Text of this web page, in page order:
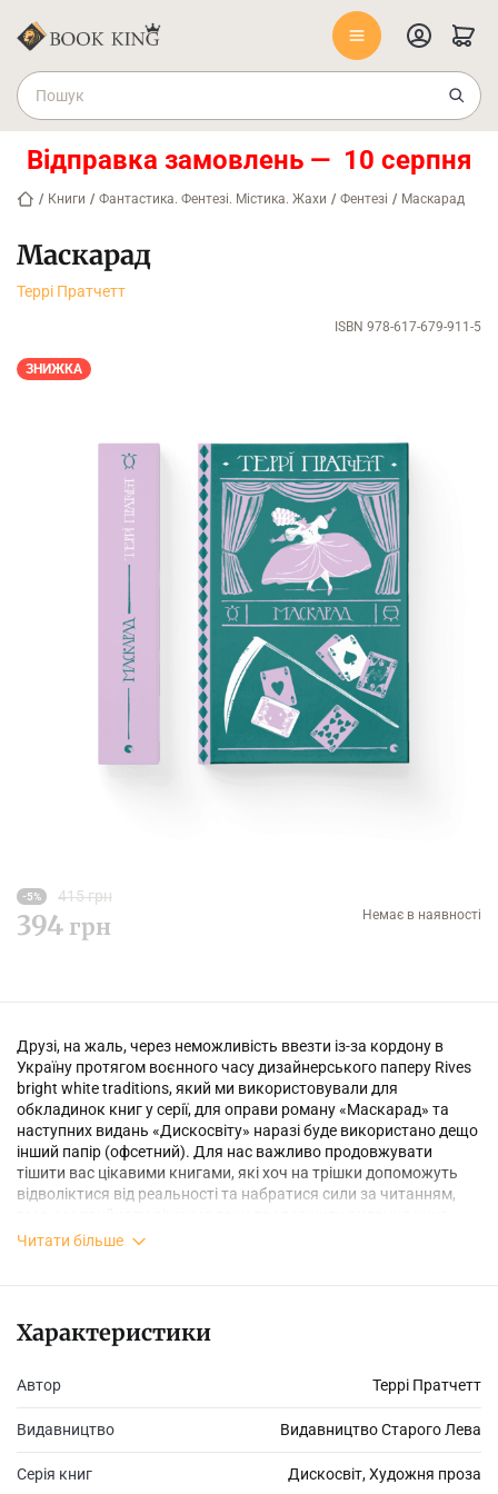
Відправка замовлень — 10 серпня
/ Книги / Фантастика. Фентезі. Містика. Жахи / Фентезі / Маскарад
Маскарад
Террі Пратчетт
ISBN 978-617-679-911-5
ЗНИЖКА
-5% 415 грн
394 грн Немає в наявності
Друзі, на жаль, через неможливість ввезти із-за кордону в
Україну протягом воєнного часу дизайнерського паперу Rives
bright white traditions, який ми використовували для
обкладинок книг у серії, для оправи роману «Маскарад» та
наступних видань «Дискосвіту» наразі буде використано дещо
інший папір (офсетний). Для нас важливо продовжувати
тішити вас цікавими книгами, які хоч на трішки допоможуть
відволіктися від реальності та набратися сили за читанням,
Террі Пратчетта, хоч і з певними змінами. Сподіваємося на
«Маскарад» — п’ятий роман циклу про відьом із серії «Диско­
Невгамовні Бабуня Дощевіск і Тітуня Оґґ знову вирушають
відкривати для себе нові горизонти — цього разу оперу. Звісно
Читати більше
Характеристики
Автор Террі Пратчетт
Видавництво Видавництво Старого Лева
Серія книг Дискосвіт, Художня проза